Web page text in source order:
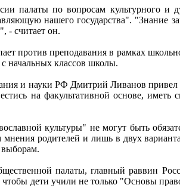
палаты по вопросам культурного
нашего государства". "Знание
- считает он.
против преподавания в рамках
начальных классов школы.
и науки РФ Дмитрий Ливанов привел
на факультативной основе, иметь
культуры" не могут быть
родителей и лишь в двух
выборам.
палаты, главный раввин
дети учили не только "Основы